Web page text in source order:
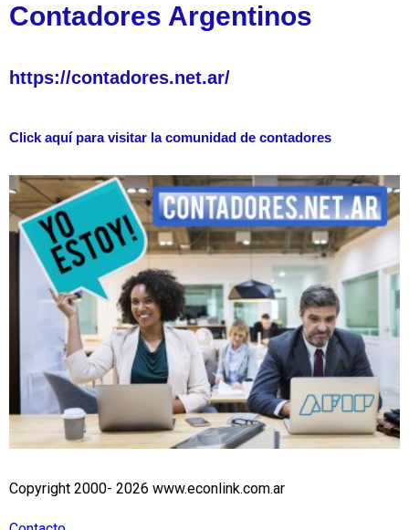
Contadores Argentinos
https://contadores.net.ar/
Click aquí para visitar la comunidad de contadores
Copyright 2000- 2026 www.econlink.com.ar